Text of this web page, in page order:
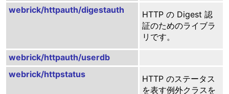
webrick/httpauth/digestauth
HTTP の Digest 認
証のためのライブラ
リです。
webrick/httpauth/userdb
webrick/httpstatus
HTTP のステータス
を表す例外クラスを